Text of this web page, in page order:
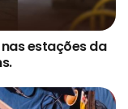
estações da